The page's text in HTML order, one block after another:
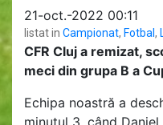
21-oct.-2022 00:11
listat in Campionat, Fotbal,
CFR Cluj a remizat,
meci din grupa B a
Echipa noastră a
minutul 3, când